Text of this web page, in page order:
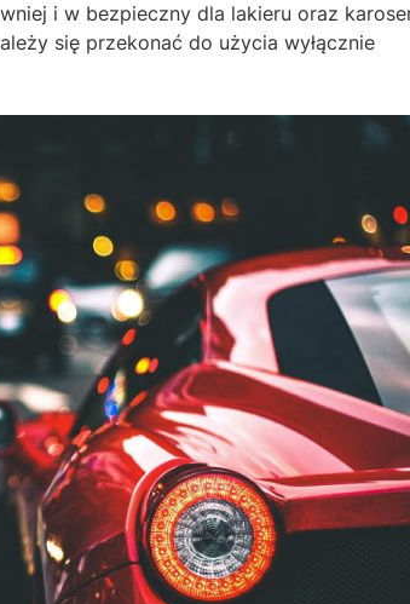
i w bezpieczny dla lakieru oraz
się przekonać do użycia wyłącznie